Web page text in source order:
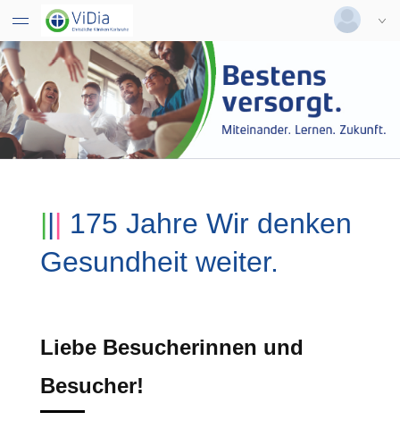
Login
Versionsnummer: 2026.2.04.63526
||| 175 Jahre Wir denken
Gesundheit weiter.
Liebe Besucherinnen und
Besucher!